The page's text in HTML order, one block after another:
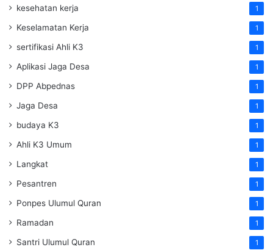
kesehatan kerja 1
Keselamatan Kerja 1
sertifikasi Ahli K3 1
Aplikasi Jaga Desa 1
DPP Abpednas 1
Jaga Desa 1
budaya K3 1
Ahli K3 Umum 1
Langkat 1
Pesantren 1
Ponpes Ulumul Quran 1
Ramadan 1
Santri Ulumul Quran 1